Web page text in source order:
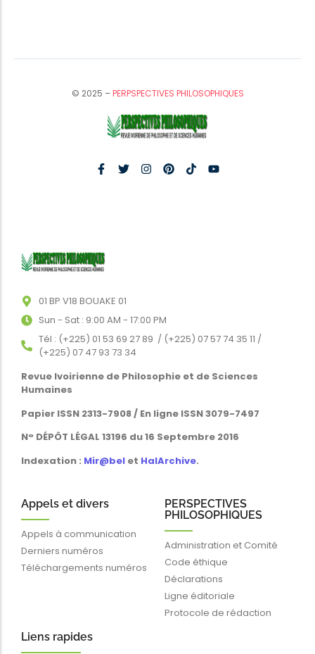
© 2025 –PERPSPECTIVES PHILOSOPHIQUES
01 BP V18 BOUAKE 01
Sun - Sat : 9:00 AM - 17:00 PM
Tél : (+225) 01 53 69 27 89 / (+225) 07 57 74 35 11 /
(+225) 07 47 93 73 34
Revue Ivoirienne de Philosophie et de Sciences
Humaines
Papier ISSN 2313-7908 / En ligne ISSN 3079-7497
N° DÉPÔT LÉGAL 13196 du 16 Septembre 2016
Indexation : Mir@bel et HalArchive.
Appels et divers
Appels à communication
Derniers numéros
Téléchargements numéros
PERSPECTIVES
PHILOSOPHIQUES
Administration et Comité
Code éthique
Déclarations
Ligne éditoriale
Protocole de rédaction
Liens rapides